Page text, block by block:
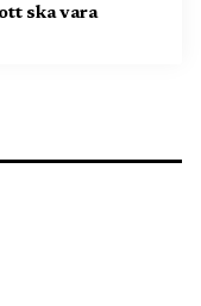
ska vara